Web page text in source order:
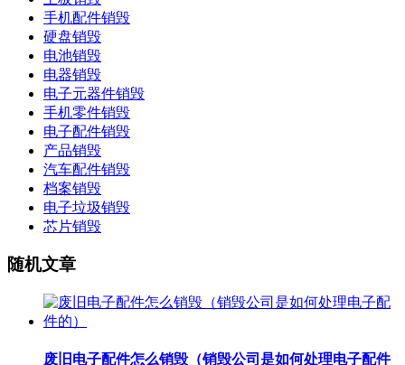
手机配件销毁
硬盘销毁
电池销毁
电器销毁
电子元器件销毁
手机零件销毁
电子配件销毁
产品销毁
汽车配件销毁
档案销毁
电子垃圾销毁
芯片销毁
随机文章
废旧电子配件怎么销毁（销毁公司是如何处理电子配件